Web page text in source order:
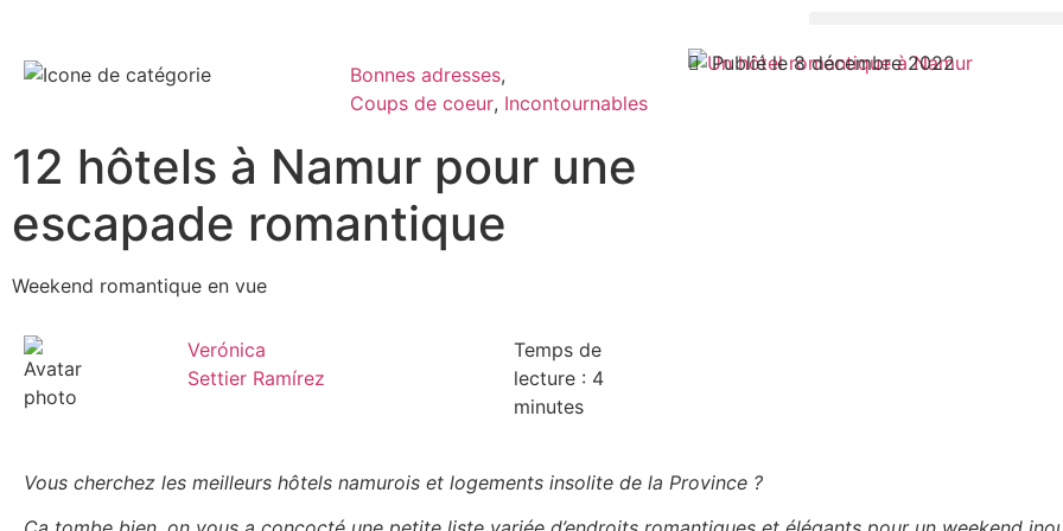
Bonnes adresses,
Coups de coeur, Incontournables
12 hôtels à Namur pour une
escapade romantique
Weekend romantique en vue
Verónica
Settier Ramírez
Temps de
lecture : 4
minutes
Publié le 8 décembre 2022
Vous cherchez les meilleurs hôtels namurois et logements insolite de la Province ?